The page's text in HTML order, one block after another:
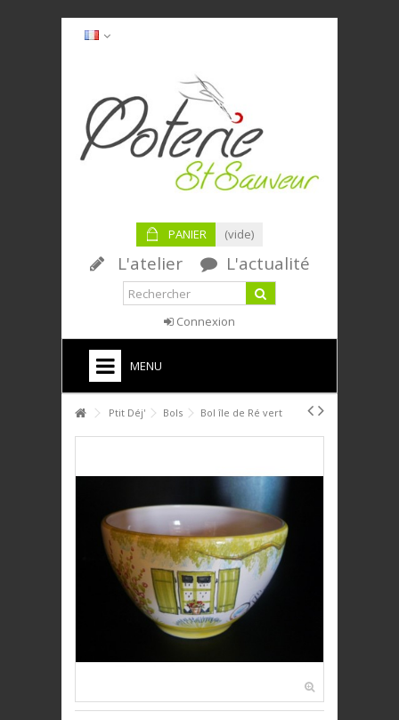
PANIER (vide)
L'atelier L'actualité
Connexion
MENU
HOME
+
+
+
+
SERVICE DE TABLE
+
+
PLAQUES DÉCORATIVES
+
ANIMAUX
Ptit Déj' Bols Bol île de Ré vert